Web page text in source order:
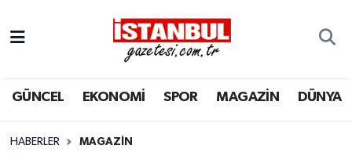
GÜNCEL EKONOMİ SPOR MAGAZİN DÜNYA
HABERLER MAGAZIN
EKONOMİ
İSTANBUL
Nöbetçi Eczaneler
Hava Durumu
Trafik Durumu